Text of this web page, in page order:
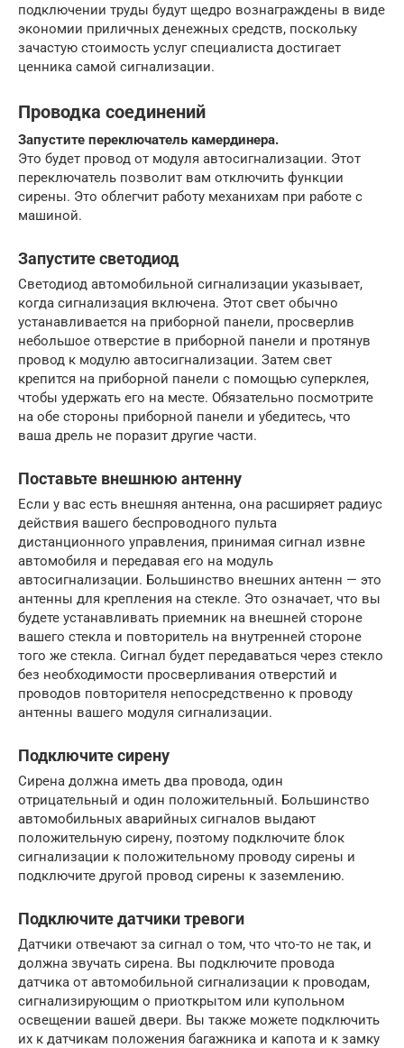
подключении труды будут щедро вознаграждены в виде
экономии приличных денежных средств, поскольку
зачастую стоимость услуг специалиста достигает
ценника самой сигнализации.
Проводка соединений
Запустите переключатель камердинера.
Это будет провод от модуля автосигнализации. Этот
переключатель позволит вам отключить функции
сирены. Это облегчит работу механихам при работе с
машиной.
Запустите светодиод
Светодиод автомобильной сигнализации указывает,
когда сигнализация включена. Этот свет обычно
устанавливается на приборной панели, просверлив
небольшое отверстие в приборной панели и протянув
провод к модулю автосигнализации. Затем свет
крепится на приборной панели с помощью суперклея,
чтобы удержать его на месте. Обязательно посмотрите
на обе стороны приборной панели и убедитесь, что
ваша дрель не поразит другие части.
Поставьте внешнюю антенну
Если у вас есть внешняя антенна, она расширяет радиус
действия вашего беспроводного пульта
дистанционного управления, принимая сигнал извне
автомобиля и передавая его на модуль
автосигнализации. Большинство внешних антенн — это
антенны для крепления на стекле. Это означает, что вы
будете устанавливать приемник на внешней стороне
вашего стекла и повторитель на внутренней стороне
того же стекла. Сигнал будет передаваться через стекло
без необходимости просверливания отверстий и
проводов повторителя непосредственно к проводу
антенны вашего модуля сигнализации.
Подключите сирену
Сирена должна иметь два провода, один
отрицательный и один положительный. Большинство
автомобильных аварийных сигналов выдают
положительную сирену, поэтому подключите блок
сигнализации к положительному проводу сирены и
подключите другой провод сирены к заземлению.
Подключите датчики тревоги
Датчики отвечают за сигнал о том, что что-то не так, и
должна звучать сирена. Вы подключите провода
датчика от автомобильной сигнализации к проводам,
сигнализирующим о приоткрытом или купольном
освещении вашей двери. Вы также можете подключить
их к датчикам положения багажника и капота и к замку